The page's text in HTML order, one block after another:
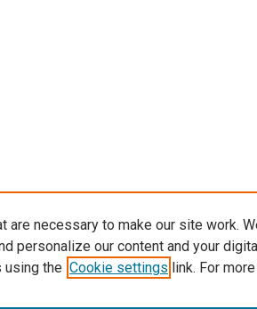
are necessary to make our site work.
personalize our content and your
the Cookie settings link. For